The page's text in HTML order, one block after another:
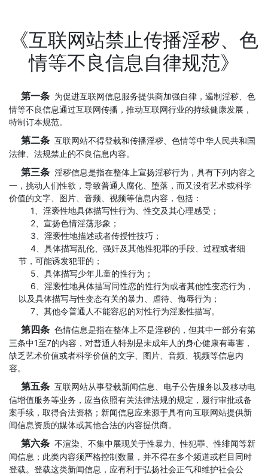
《互联网站禁止传播淫秽、色
情等不良信息自律规范》
第一条 为促进互联网信息服务提供商加强自律，遏制淫秽、色
情等不良信息通过互联网传播，推动互联网行业的持续健康发展，
特制订本规范。
第二条 互联网站不得登载和传播淫秽、色情等中华人民共和国
法律、法规禁止的不良信息内容。
第三条 淫秽信息是指在整体上宣扬淫秽行为，具有下列内容之
一，挑动人们性欲，导致普通人腐化、堕落，而又没有艺术或科学
价值的文字、图片、音频、视频等信息内容，包括：
1、淫亵性地具体描写性行为、性交及其心理感受；
2、宣扬色情淫荡形象；
3、淫亵性地描述或者传授性技巧；
4、具体描写乱伦、强奸及其他性犯罪的手段、过程或者细
节，可能诱发犯罪的；
5、具体描写少年儿童的性行为；
6、淫亵性地具体描写同性恋的性行为或者其他性变态行为，
以及具体描写与性变态有关的暴力、虐待、侮辱行为；
7、其他令普通人不能容忍的对性行为淫亵性描写。
第四条 色情信息是指在整体上不是淫秽的，但其中一部分有第
三条中1至7的内容，对普通人特别是未成年人的身心健康有毒害，
缺乏艺术价值或者科学价值的文字、图片、音频、视频等信息内
容。
第五条 互联网站从事登载新闻信息、电子公告服务以及移动电
信增值服务等业务，应当依照有关法律法规的规定，履行审批或备
案手续，取得合法资格；新闻信息应来源于具有向互联网站提供新
闻信息资质的媒体或其他合法的内容提供商。
第六条 不渲染、不集中展现关于性暴力、性犯罪、性绯闻等新
闻信息；此类内容须严格控制数量，并不得在多个频道或栏目同时
登载。登载这类新闻信息，应有利于弘扬社会正气和维护社会公